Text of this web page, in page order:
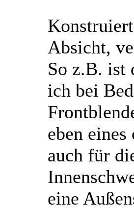
Absicht,
So z.B. ist
ich bei
eben
auch für
eine